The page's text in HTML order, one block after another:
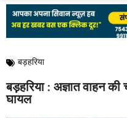
बड़हरिया
बड़हरिया : अज्ञात वाहन
घायल